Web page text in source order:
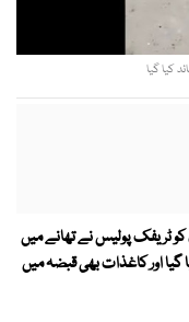
کو ٹریفک پولیس نے تھانے میں
کا جرمانہ عائد کیا گیا اور کاغذات بھی قبضہ میں